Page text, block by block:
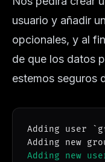
usuario y añadir
opcionales, y al
de que los datos
estemos seguros
Adding user `
Adding new
Adding new